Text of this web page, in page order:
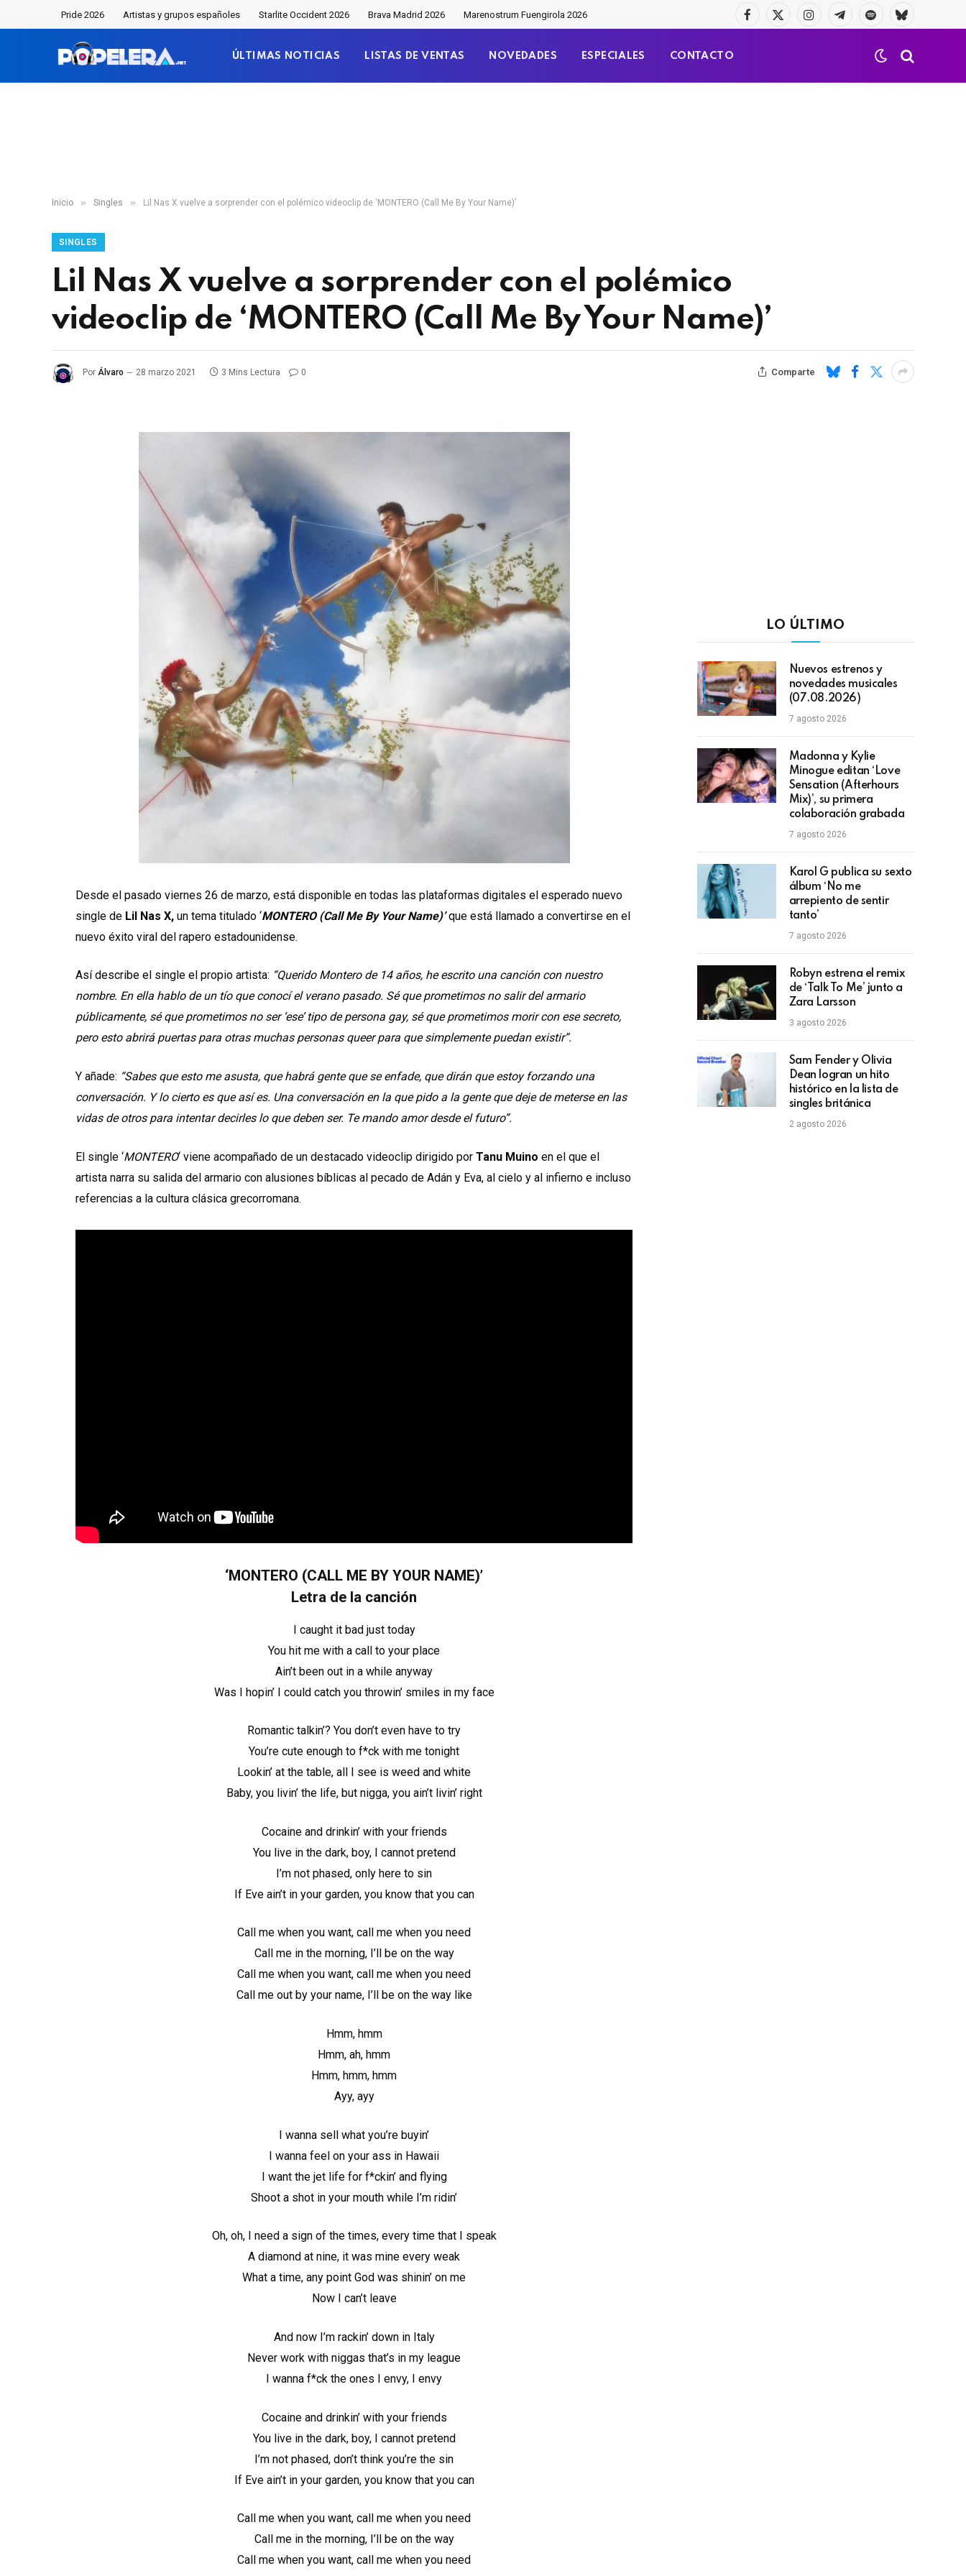
Pride 2026 Artistas y grupos españoles Starlite Occident 2026 Brava Madrid 2026 Marenostrum Fuengirola 2026
Facebook
X
InstagramTelegramaSpotifyBluesky
ÚLTIMAS NOTICIAS LISTAS DE VENTAS NOVEDADES ESPECIALES CONTACTO
Inicio » Singles » Lil Nas X vuelve a sorprender con el polémico videoclip de ‘MONTERO (Call Me By Your Name)’
SINGLES
Lil Nas X vuelve a sorprender con el polémico
videoclip de ‘MONTERO (Call Me By Your Name)’
Por Álvaro 28 marzo 2021 3 Mins Lectura 0 Comparte
Desde el pasado viernes 26 de marzo, está disponible en todas las plataformas digitales el esperado nuevo
single de Lil Nas X, un tema titulado ‘MONTERO (Call Me By Your Name)’que está llamado a convertirse en el
nuevo éxito viral del rapero estadounidense.
Así describe el single el propio artista: “Querido Montero de 14 años, he escrito una canción con nuestro
nombre. En ella hablo de un tío que conocí el verano pasado. Sé que prometimos no salir del armario
públicamente, sé que prometimos no ser ‘ese’ tipo de persona gay, sé que prometimos morir con ese secreto,
pero esto abrirá puertas para otras muchas personas queer para que simplemente puedan existir”.
Y añade: “Sabes que esto me asusta, que habrá gente que se enfade, que dirán que estoy forzando una
conversación. Y lo cierto es que así es. Una conversación en la que pido a la gente que deje de meterse en las
vidas de otros para intentar decirles lo que deben ser. Te mando amor desde el futuro”.
El single ‘MONTERO‘ viene acompañado de un destacado videoclip dirigido porTanu Muino en el que el
artista narra su salida del armario con alusiones bíblicas al pecado de Adán y Eva, al cielo y al infierno e incluso
referencias a la cultura clásica grecorromana.
‘MONTERO (CALL ME BY YOUR NAME)’
Letra de la canción
I caught it bad just today
You hit me with a call to your place
Ain’t been out in a while anyway
Was I hopin’ I could catch you throwin’ smiles in my face
Romantic talkin’? You don’t even have to try
You’re cute enough to f*ck with me tonight
Lookin’ at the table, all I see is weed and white
Baby, you livin’ the life, but nigga, you ain’t livin’ right
Cocaine and drinkin’ with your friends
You live in the dark, boy, I cannot pretend
I’m not phased, only here to sin
If Eve ain’t in your garden, you know that you can
Call me when you want, call me when you need
Call me in the morning, I’ll be on the way
Call me when you want, call me when you need
Call me out by your name, I’ll be on the way like
Hmm, hmm
Hmm, ah, hmm
Hmm, hmm, hmm
Ayy, ayy
I wanna sell what you’re buyin’
I wanna feel on your ass in Hawaii
I want the jet life for f*ckin’ and flying
Shoot a shot in your mouth while I’m ridin’
Oh, oh, I need a sign of the times, every time that I speak
A diamond at nine, it was mine every weak
What a time, any point God was shinin’ on me
Now I can’t leave
And now I’m rackin’ down in Italy
Never work with niggas that’s in my league
I wanna f*ck the ones I envy, I envy
Cocaine and drinkin’ with your friends
You live in the dark, boy, I cannot pretend
I’m not phased, don’t think you’re the sin
If Eve ain’t in your garden, you know that you can
Call me when you want, call me when you need
Call me in the morning, I’ll be on the way
Call me when you want, call me when you need
LO ÚLTIMO
Nuevos estrenos y
novedades musicales
(07.08.2026)
7 agosto 2026
Madonna y Kylie
Minogue editan ‘Love
Sensation (Afterhours
Mix)’, su primera
colaboración grabada
7 agosto 2026
Karol G publica su sexto
álbum ‘No me
arrepiento de sentir
tanto’
7 agosto 2026
Robyn estrena el remix
de ‘Talk To Me’ junto a
Zara Larsson
3 agosto 2026
Sam Fender y Olivia
Dean logran un hito
histórico en la lista de
singles británica
2 agosto 2026